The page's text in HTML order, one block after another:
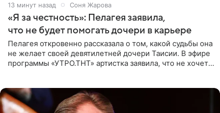
13 минут назад Соня Жарова
«Я за честность»: Пелагея заявила,
что не будет помогать дочери в карьере
Пелагея откровенно рассказала о том, какой судьбы она
не желает своей девятилетней дочери Таисии. В эфире
программы «УТРО.ТНТ» артистка заявила, что не хочет